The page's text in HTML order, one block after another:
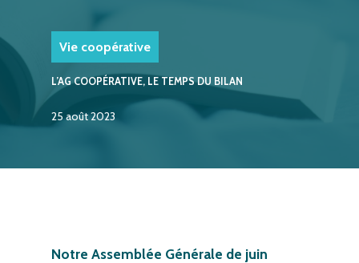
Vie coopérative
L’AG COOPÉRATIVE, LE TEMPS DU BILAN
25 août 2023
Notre Assemblée Générale de juin